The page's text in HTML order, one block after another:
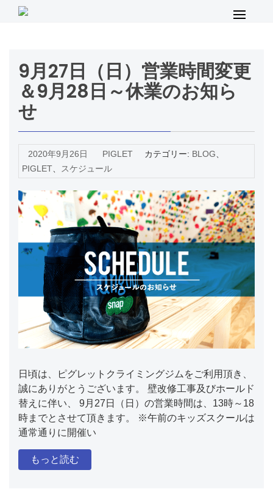
メ
メ
ニ
ュ
9月27日（日）営業時間変更
＆9月28日～休業のお知ら
せ
2020年9月26日 PIGLET カテゴリー: BLOG
PIGLET
スケジュール
日頃は、ピグレットクライミングジムをご利用頂き、
誠にありがとうございます。 壁改修工事及びホールド
替えに伴い、 9月27日（日）の営業時間は、13時～18
時までとさせて頂きます。 ※午前のキッズスクールは
通常通りに開催い
もっと読む